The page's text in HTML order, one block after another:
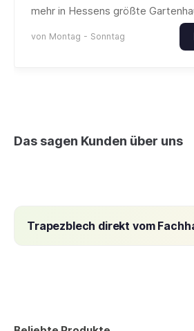
mehr in Hessens größte
von Montag - Sonntag
Das sagen Kunden über uns
Trapezblech direkt vom
eignet sich ebenso als Wandblech